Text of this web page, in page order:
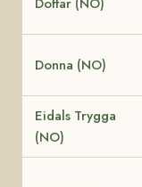
Donna (NO)
Eidals Trygga
(NO)